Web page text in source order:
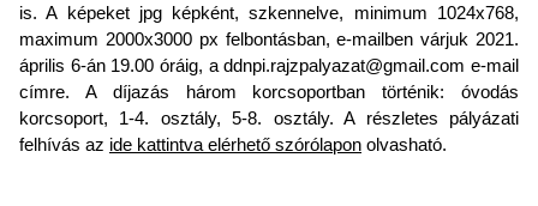
is. A képeket jpg képként, szkennelve, minimum 1024x768,
maximum 2000x3000 px felbontásban, e-mailben várjuk 2021.
április 6-án 19.00 óráig, a ddnpi.rajzpalyazat@gmail.com e-mail
címre. A díjazás három korcsoportban történik: óvodás
korcsoport, 1-4. osztály, 5-8. osztály. A részletes pályázati
felhívás az ide kattintva elérhető szórólapon olvasható.